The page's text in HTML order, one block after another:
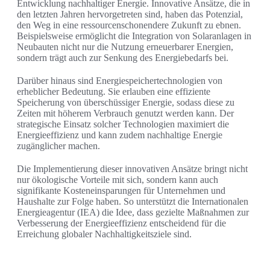
Entwicklung nachhaltiger Energie. Innovative Ansätze, die in
den letzten Jahren hervorgetreten sind, haben das Potenzial,
den Weg in eine ressourcenschonendere Zukunft zu ebnen.
Beispielsweise ermöglicht die Integration von Solaranlagen in
Neubauten nicht nur die Nutzung erneuerbarer Energien,
sondern trägt auch zur Senkung des Energiebedarfs bei.
Darüber hinaus sind Energiespeichertechnologien von
erheblicher Bedeutung. Sie erlauben eine effiziente
Speicherung von überschüssiger Energie, sodass diese zu
Zeiten mit höherem Verbrauch genutzt werden kann. Der
strategische Einsatz solcher Technologien maximiert die
Energieeffizienz und kann zudem nachhaltige Energie
zugänglicher machen.
Die Implementierung dieser innovativen Ansätze bringt nicht
nur ökologische Vorteile mit sich, sondern kann auch
signifikante Kosteneinsparungen für Unternehmen und
Haushalte zur Folge haben. So unterstützt die Internationalen
Energieagentur (IEA) die Idee, dass gezielte Maßnahmen zur
Verbesserung der Energieeffizienz entscheidend für die
Erreichung globaler Nachhaltigkeitsziele sind.